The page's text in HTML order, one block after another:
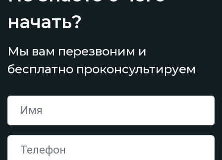
начать?
Мы вам перезвоним и
бесплатно проконсультируем